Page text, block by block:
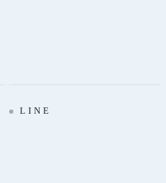
LINE